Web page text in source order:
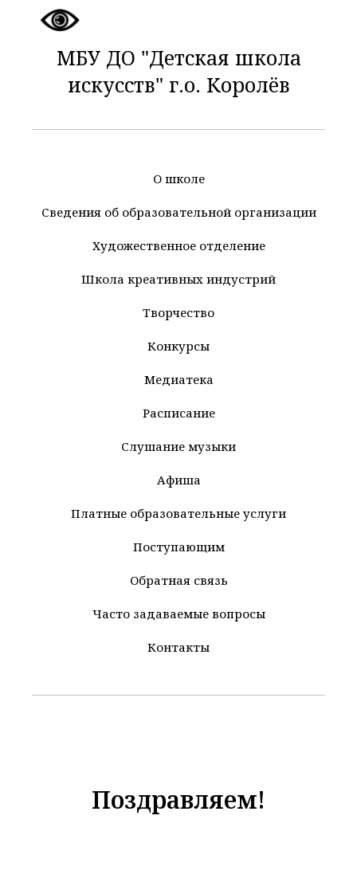
МБУ ДО "Детская школа
искусств" г.о. Королёв
О школе
Сведения об образовательной организации
Художественное отделение
Школа креативных индустрий
Творчество
Конкурсы
Медиатека
Расписание
Слушание музыки
Афиша
Платные образовательные услуги
Поступающим
Обратная связь
Часто задаваемые вопросы
Контакты
Поздравляем!